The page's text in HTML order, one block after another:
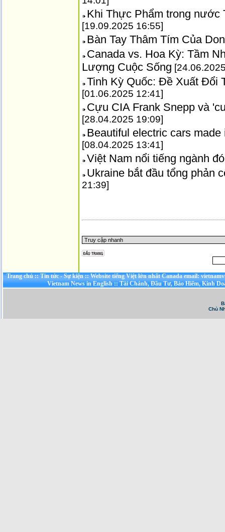
Khi Thực Phẩm trong nước
[19.09.2025 16:55]
Bàn Tay Thâm Tím Của
Canada vs. Hoa Kỳ: Tầm
Lượng Cuộc Sống
Tinh Kỳ Quốc: Đề Xuất Đổi
[01.06.2025 12:41]
Cựu CIA Frank Snepp và
[28.04.2025 19:09]
Beautiful electric cars
[08.04.2025 13:41]
Việt Nam nổi tiếng ngành
Ukraine bắt đầu tổng phản
21:39]
Trang chủ::Tin tức - Sự kiện::Website tiếng Việt lớn nhất Canada email:
Vietnam News in English::Tài Chánh, Đầu Tư, Bảo Hiểm, Kinh
Chủ